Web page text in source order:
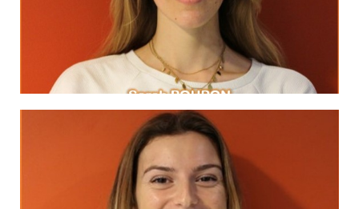
MA DEVISE
"Un arbre qui tombe fait plus de bruit
qu'une forêt qui pousse."